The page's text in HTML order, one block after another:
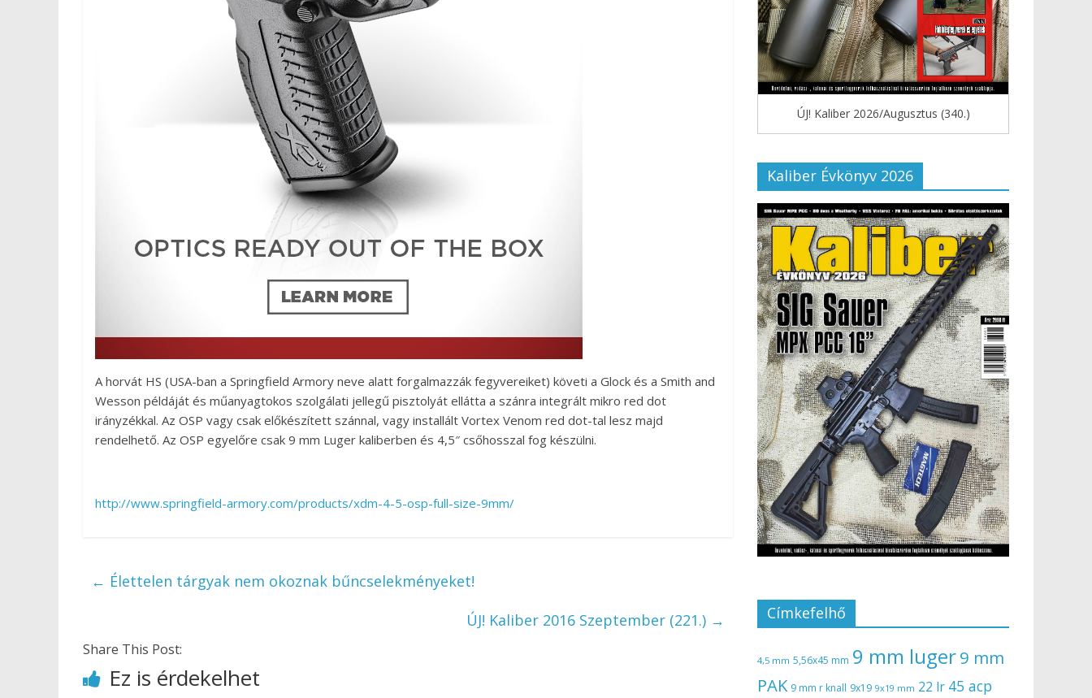
A horvát HS (USA-ban a Springfield Armory neve alatt forgalmazzák fegyvereiket) követi a Glock és a Smith and
Wesson példáját és műanyagtokos szolgálati jellegű pisztolyát ellátta a szánra integrált mikro red dot
irányzékkal. Az OSP vagy csak előkészített szánnal, vagy installált Vortex Venom red dot-tal lesz majd
rendelhető. Az OSP egyelőre csak 9 mm Luger kaliberben és 4,5″ csőhosszal fog készülni.
http://www.springfield-armory.com/products/xdm-4-5-osp-full-size-9mm/
← Élettelen tárgyak nem okoznak bűncselekményeket!
ÚJ! Kaliber 2016 Szeptember (221.) →
Share This Post:
Ez is érdekelhet
ÚJ! Kaliber 2026/Augusztus (340.)
Kaliber Évkönyv 2026
Címkefelhő
4,5 mm 5,56x45 mm 9 mm luger9 mm
PAK 9 mm r knall 9x19 9x19 mm 22 lr 45 acp